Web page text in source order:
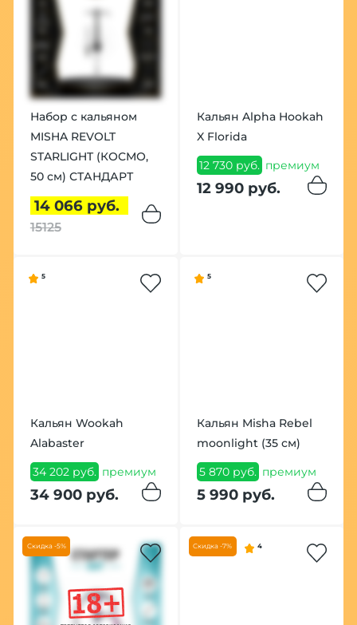
Набор с кальяном
MISHA REVOLT
STARLIGHT (КОСМО,
50 см) СТАНДАРТ
14 066 руб.
15125
Кальян Alpha Hookah
X Florida
12 730 руб. премиум
12 990 руб.
5
Кальян Wookah
Alabaster
34 202 руб. премиум
34 900 руб.
5
Кальян Misha Rebel
moonlight (35 см)
5 870 руб. премиум
5 990 руб.
Скидка -5% Скидка -7% 4